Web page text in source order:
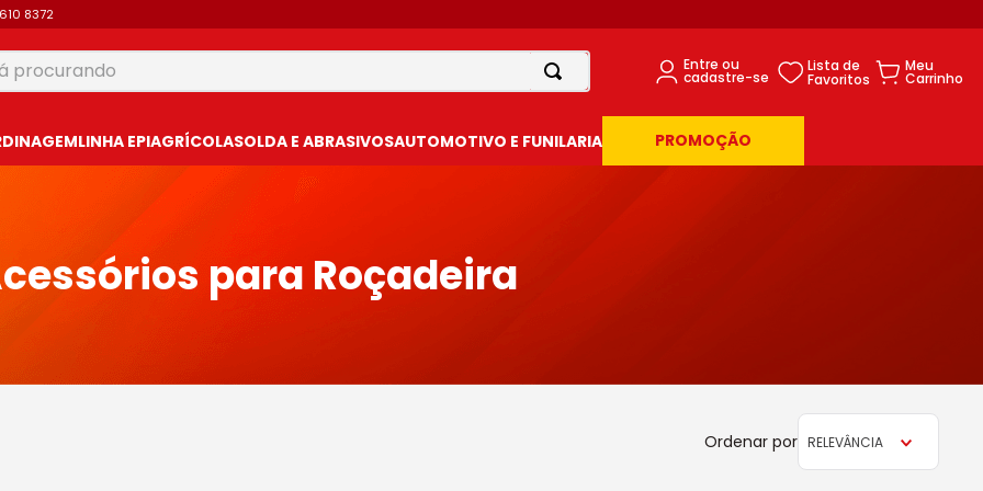
8372
LINHA EPIAGRÍCOLASOLDA E ABRASIVOSAUTOMOTIVO E FUNILARIA PROMOÇÃO
para Roçadeira
RELEVÂNCIA